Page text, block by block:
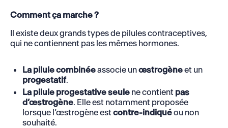
Comment ça marche ?
Il existe deux grands types de pilules contraceptives,
qui ne contiennent pas les mêmes hormones.
La pilule combinéeassocie unœstrogèneet un
progestatif.
La pilule progestative seulene contient pas
d’œstrogène. Elle est notamment proposée
lorsque l’œstrogène estcontre-indiquéou non
souhaité.